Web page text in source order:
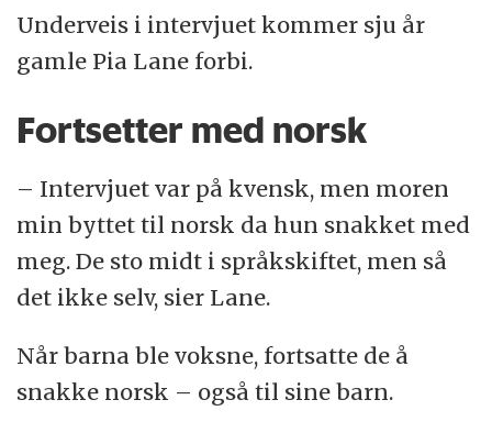
Underveis i intervjuet kommer sju år
gamle Pia Lane forbi.
Fortsetter med norsk
– Intervjuet var på kvensk, men moren
min byttet til norsk da hun snakket med
meg. De sto midt i språkskiftet, men så
det ikke selv, sier Lane.
Når barna ble voksne, fortsatte de å
snakke norsk – også til sine barn.